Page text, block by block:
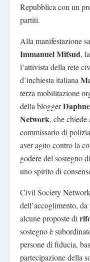
Repubblica con un
partiti.
Alla manifestazione
Immanuel Mifsud,
l’attivista della rete
d’inchiesta italiana
terza mobilitazione
della blogger
Network, chechiede
commissario di
aver agito contro la
godere del sostegno
uno spirito di
Civil Society
dell’accoglimento,
alcune proposte di
sostegno è
persone di fiducia,
partecipazione della